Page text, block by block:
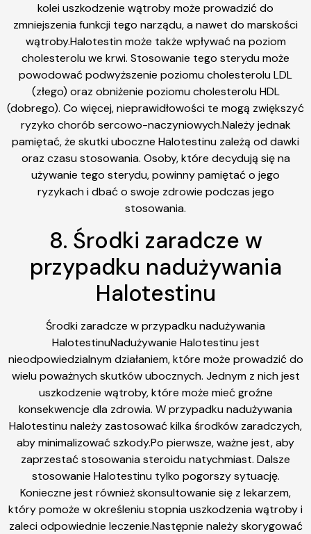
kolei uszkodzenie wątroby może prowadzić do
zmniejszenia funkcji tego narządu, a nawet do marskości
wątroby.Halotestin może także wpływać na poziom
cholesterolu we krwi. Stosowanie tego sterydu może
powodować podwyższenie poziomu cholesterolu LDL
(złego) oraz obniżenie poziomu cholesterolu HDL
(dobrego). Co więcej, nieprawidłowości te mogą zwiększyć
ryzyko chorób sercowo-naczyniowych.Należy jednak
pamiętać, że skutki uboczne Halotestinu zależą od dawki
oraz czasu stosowania. Osoby, które decydują się na
używanie tego sterydu, powinny pamiętać o jego
ryzykach i dbać o swoje zdrowie podczas jego
stosowania.
8. Środki zaradcze w
przypadku nadużywania
Halotestinu
Środki zaradcze w przypadku nadużywania
HalotestinuNadużywanie Halotestinu jest
nieodpowiedzialnym działaniem, które może prowadzić do
wielu poważnych skutków ubocznych. Jednym z nich jest
uszkodzenie wątroby, które może mieć groźne
konsekwencje dla zdrowia. W przypadku nadużywania
Halotestinu należy zastosować kilka środków zaradczych,
aby minimalizować szkody.Po pierwsze, ważne jest, aby
zaprzestać stosowania steroidu natychmiast. Dalsze
stosowanie Halotestinu tylko pogorszy sytuację.
Konieczne jest również skonsultowanie się z lekarzem,
który pomoże w określeniu stopnia uszkodzenia wątroby i
zaleci odpowiednie leczenie.Następnie należy skorygować